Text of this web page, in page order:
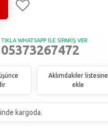
TIKLA WHATSAPP İLE SİPARİŞ VER
05373267472
Aklımdakiler listesine
ekle
kargoda.